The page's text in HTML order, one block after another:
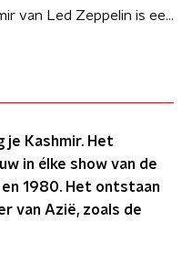
Kashmir van Led Zeppelin is een groot, geografisch raadsel
je Kashmir. Het
in élke show van de
1980. Het ontstaan
van Azië, zoals de